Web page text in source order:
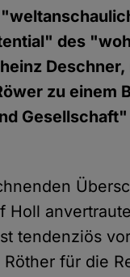
des
Deschner,
zu einem
Gesellschaft"
Holl
tendenziös
für die